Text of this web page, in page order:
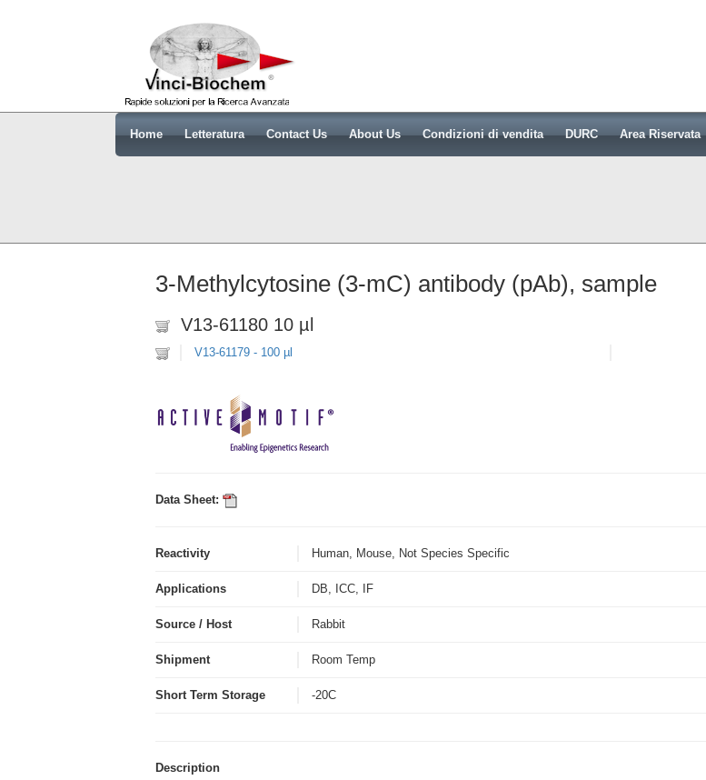
Home Letteratura Contact Us About Us Condizioni di vendita DURC Area Riservata
3-Methylcytosine (3-mC) antibody (pAb), sample
V13-61180 10 µl
V13-61179 - 100 µl
Data Sheet:
Reactivity Human, Mouse, Not Species Specific
Applications DB, ICC, IF
Source / Host Rabbit
Shipment Room Temp
Short Term Storage -20C
Description